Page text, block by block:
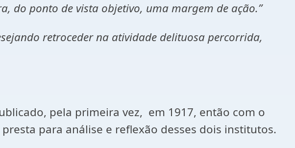
do ponto de vista objetivo, uma margem de ação.”
retroceder na atividade delituosa percorrida,
primeira vez, em 1917, então com o
para análise e reflexão desses dois institutos.